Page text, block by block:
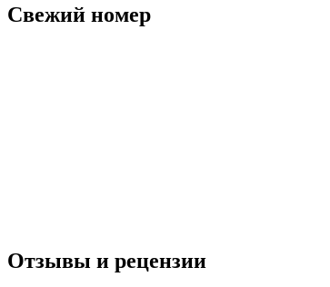
Свежий номер
Отзывы и рецензии